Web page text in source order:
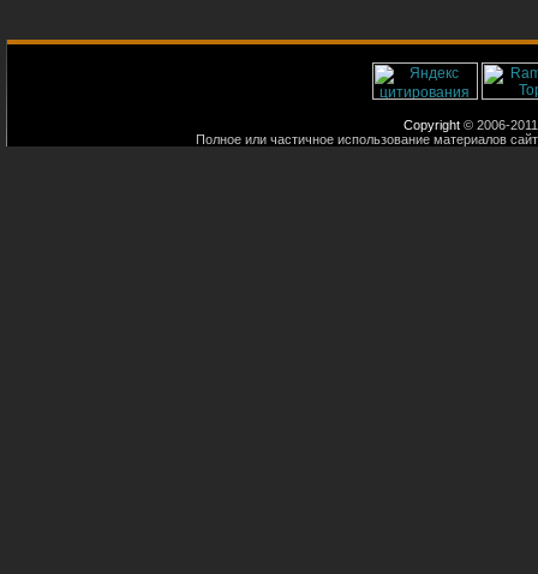
Copyright © 2006-
Полное или частичное использование материалов